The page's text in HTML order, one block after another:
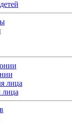
лица